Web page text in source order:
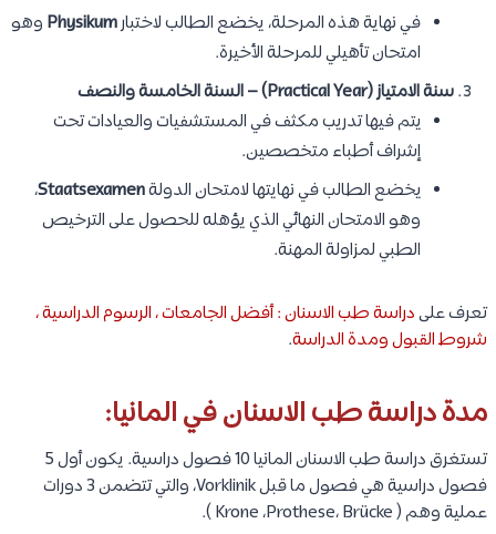
في نهاية هذه المرحلة، يخضع الطالب لاختبارPhysikum وهو
امتحان تأهيلي للمرحلة الأخيرة.
سنة الامتياز (Practical Year) – السنة الخامسة والنصف
يتم فيها تدريب مكثف في المستشفيات والعيادات تحت
إشراف أطباء متخصصين.
يخضع الطالب في نهايتها لامتحان الدولةStaatsexamen،
وهو الامتحان النهائي الذي يؤهله للحصول على الترخيص
الطبي لمزاولة المهنة.
تعرف علىدراسة طب الاسنان : أفضل الجامعات ، الرسوم الدراسية ،
شروط القبول ومدة الدراسة.
مدة دراسة طب الاسنان في المانيا:
تستغرق دراسة طب الاسنان المانيا 10 فصول دراسية. يكون أول 5
فصول دراسية هي فصول ما قبل Vorklinik، والتي تتضمن 3 دورات
عملية وهم ( Krone ،Prothese، Brücke ).